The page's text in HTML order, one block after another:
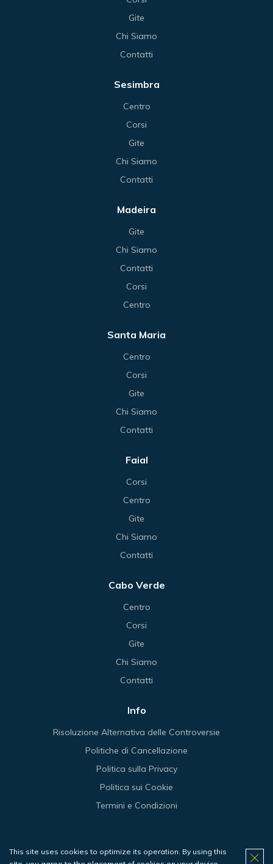
Gite
Chi Siamo
Contatti
Sesimbra
Centro
Corsi
Gite
Chi Siamo
Contatti
Madeira
Gite
Chi Siamo
Contatti
Corsi
Centro
Santa Maria
Centro
Corsi
Gite
Chi Siamo
Contatti
Faial
Corsi
Centro
Gite
Chi Siamo
Contatti
Cabo Verde
Centro
Corsi
Gite
Chi Siamo
Contatti
Info
Risoluzione Alternativa delle Controversie
Politiche di Cancellazione
Politica sulla Privacy
Politica sui Cookie
Termini e Condizioni
© 2026 Haliotis.
This site uses cookies to optimize its operation. By using this